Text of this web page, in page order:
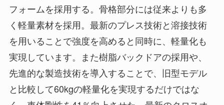
フォームを採用する。骨格部分には従来よりも多
く軽量素材を採用。最新のプレス技術と溶接技術
を用いることで強度を高めると同時に、軽量化も
実現しています。また樹脂バックドアの採用や、
先進的な製造技術を導入することで、旧型モデル
と比較して60kgの軽量化を実現するだけではな